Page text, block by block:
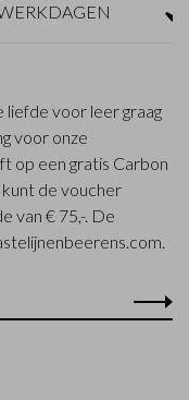
liefde voor leer graag
voor onze
op een gratis Carbon
de voucher
van € 75,-. De